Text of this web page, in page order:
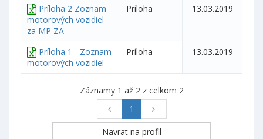
Príloha 2 Zoznam
motorových vozidiel
za MP ZA
Príloha 13.03.2019
Príloha 1 - Zoznam
motorových vozidiel
Príloha 13.03.2019
Záznamy 1 až 2 z celkom 2
1